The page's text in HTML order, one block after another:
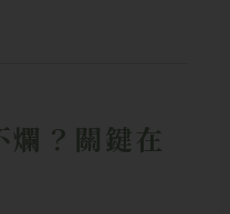
爛？關鍵在